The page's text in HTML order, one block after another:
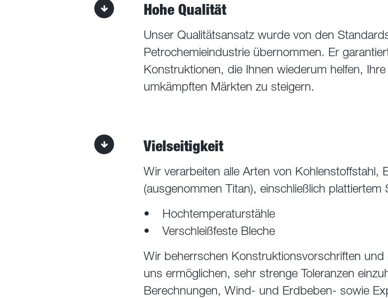
Hohe Qualität
Unser Qualitätsansatz wurde von den
Petrochemieindustrie übernommen. Er
Konstruktionen, die Ihnen wiederum helfen,
umkämpften Märkten zu steigern.
Vielseitigkeit
Wir verarbeiten alle Arten von Kohlenstoffstahl,
(ausgenommen Titan), einschließlich plattiertem
Hochtemperaturstähle
Verschleißfeste Bleche
Wir beherrschen Konstruktionsvorschriften
uns ermöglichen, sehr strenge Toleranzen
Berechnungen, Wind- und Erdbeben- sowie